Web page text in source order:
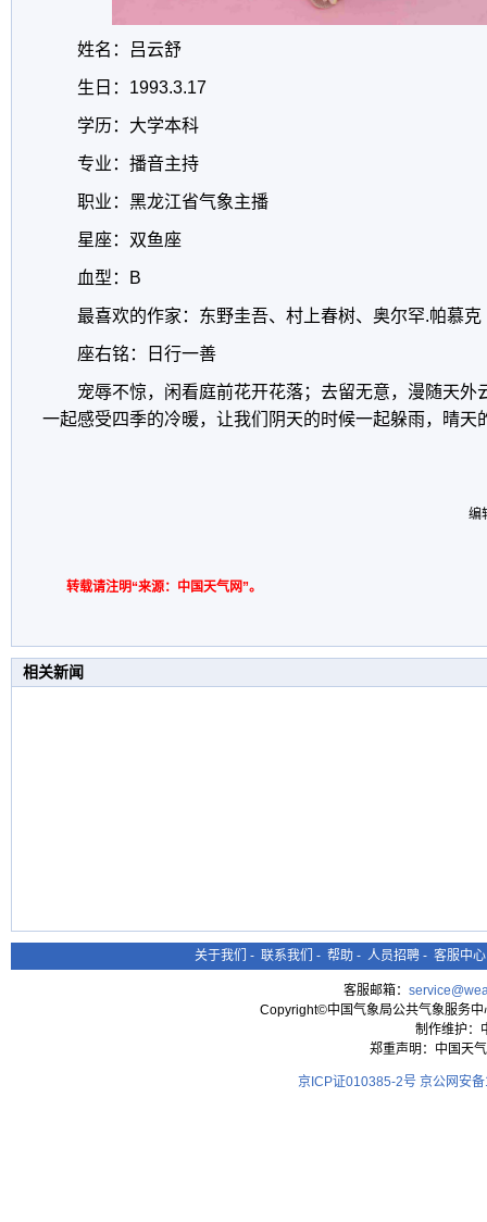
姓名：吕云舒
生日：1993.3.17
学历：大学本科
专业：播音主持
职业：黑龙江省气象主播
星座：双鱼座
血型：B
最喜欢的作家：东野圭吾、村上春树、奥尔罕.帕慕克
座右铭：日行一善
宠辱不惊，闲看庭前花开花落；去留无意，漫随天外
一起感受四季的冷暖，让我们阴天的时候一起躲雨，晴天
编
转载请注明“来源：中国天气网”。
相关新闻
关于我们 - 联系我们 - 帮助 - 人员招聘 - 客服中心
客服邮箱：
Copyright©中国气象局公共气象服务
制作维护：
郑重声明：中国天
京ICP证010385-2号 京公网安